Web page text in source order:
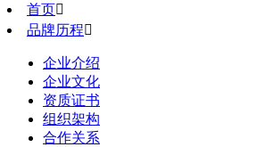
首页
品牌历程
企业介绍
企业文化
资质证书
组织架构
合作关系